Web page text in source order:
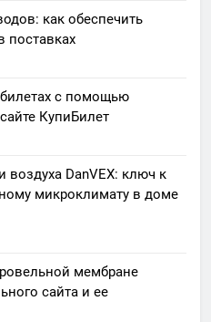
как обеспечить
поставках
с помощью
КупиБилет
DanVEX: ключ к
микроклимату в доме
мембране
сайта и ее